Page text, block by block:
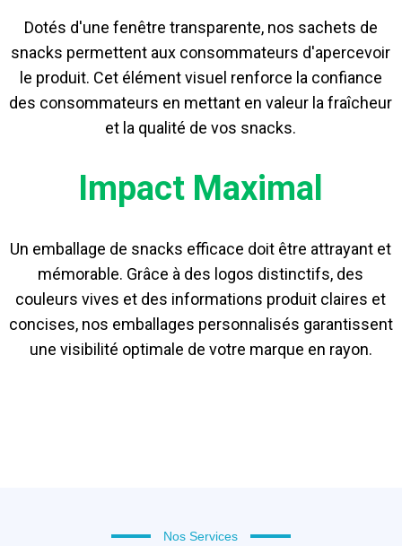
Dotés d'une fenêtre transparente, nos sachets de
snacks permettent aux consommateurs d'apercevoir
le produit. Cet élément visuel renforce la confiance
des consommateurs en mettant en valeur la fraîcheur
et la qualité de vos snacks.
Impact Maximal
Un emballage de snacks efficace doit être attrayant et
mémorable. Grâce à des logos distinctifs, des
couleurs vives et des informations produit claires et
concises, nos emballages personnalisés garantissent
une visibilité optimale de votre marque en rayon.
Nos Services